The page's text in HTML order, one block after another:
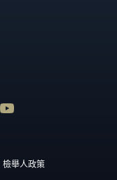
檢舉人政策